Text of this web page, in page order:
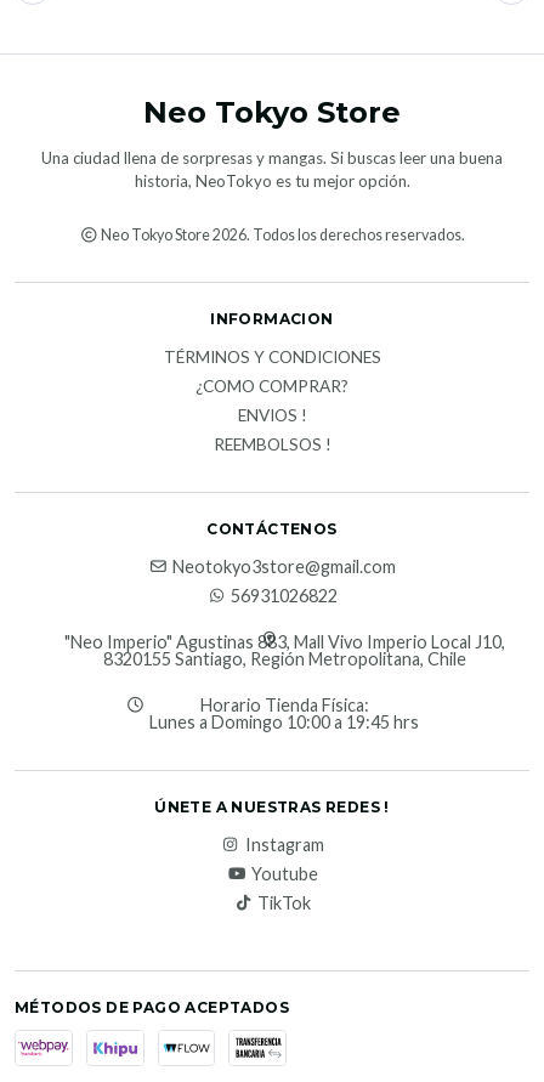
Neo Tokyo Store
Una ciudad llena de sorpresas y mangas. Si buscas leer una buena
historia, NeoTokyo es tu mejor opción.
Neo Tokyo Store 2026. Todos los derechos reservados.
INFORMACION
TÉRMINOS Y CONDICIONES
¿COMO COMPRAR?
ENVIOS !
REEMBOLSOS !
CONTÁCTENOS
Neotokyo3store@gmail.com
56931026822
"Neo Imperio" Agustinas 883, Mall Vivo Imperio Local J10,
8320155 Santiago, Región Metropolitana, Chile
Horario Tienda Física:
Lunes a Domingo 10:00 a 19:45 hrs
ÚNETE A NUESTRAS REDES !
Instagram
Youtube
TikTok
MÉTODOS DE PAGO ACEPTADOS